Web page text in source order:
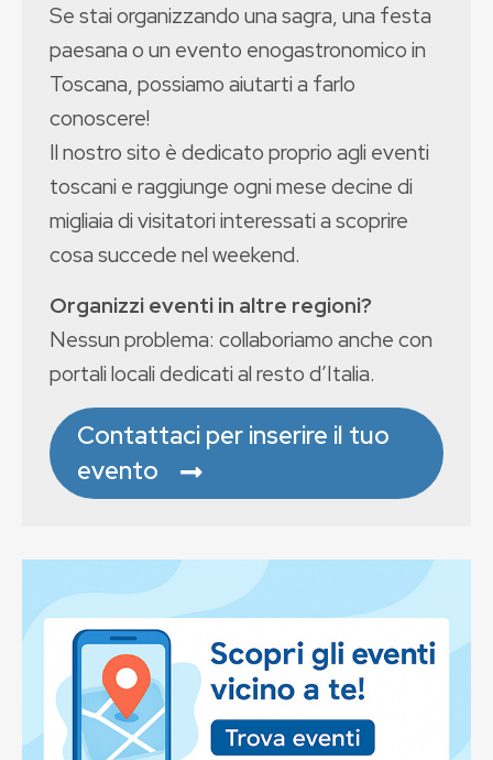
Se stai organizzando una sagra, una festa
paesana o un evento enogastronomico in
Toscana, possiamo aiutarti a farlo
conoscere!
Il nostro sito è dedicato proprio agli eventi
toscani e raggiunge ogni mese decine di
migliaia di visitatori interessati a scoprire
cosa succede nel weekend.
Organizzi eventi in altre regioni?
Nessun problema: collaboriamo anche con
portali locali dedicati al resto d’Italia.
Contattaci per inserire il tuo
evento